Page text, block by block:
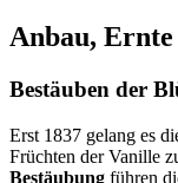
Anbau,
Bestäuben der
Erst 1837 gelang es
Früchten der Vanille
Bestäubung führen